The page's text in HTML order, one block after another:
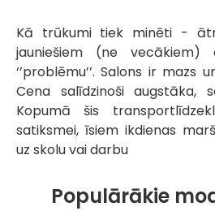
Kā trūkumi tiek minēti -
jauniešiem (ne
‘’problēmu’’. Salons ir mazs
Cena salīdzinoši augstāka,
Kopumā šis
satiksmei, īsiem ikdienas
uz skolu vai darbu
Populārākie